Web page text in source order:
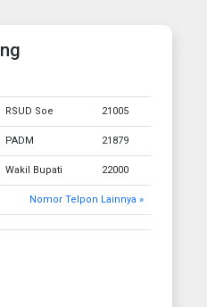
RSUD Soe 21005
PADM 21879
Wakil Bupati 22000
Nomor Telpon Lainnya »